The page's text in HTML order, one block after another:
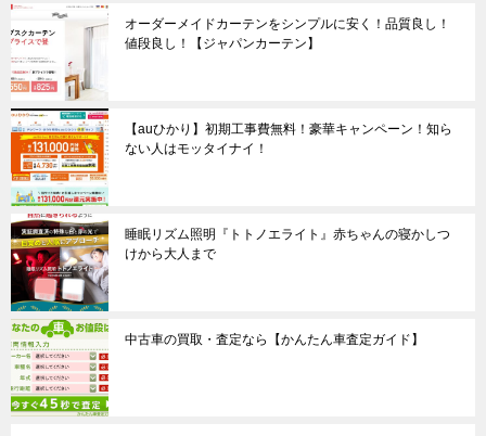
オーダーメイドカーテンをシンプルに安く！品質良し！
値段良し！【ジャパンカーテン】
【auひかり】初期工事費無料！豪華キャンペーン！知ら
ない人はモッタイナイ！
睡眠リズム照明『トトノエライト』赤ちゃんの寝かしつ
けから大人まで
中古車の買取・査定なら【かんたん車査定ガイド】